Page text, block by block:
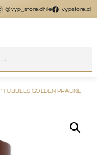
vypstore.cl
GOLDEN PRALINE